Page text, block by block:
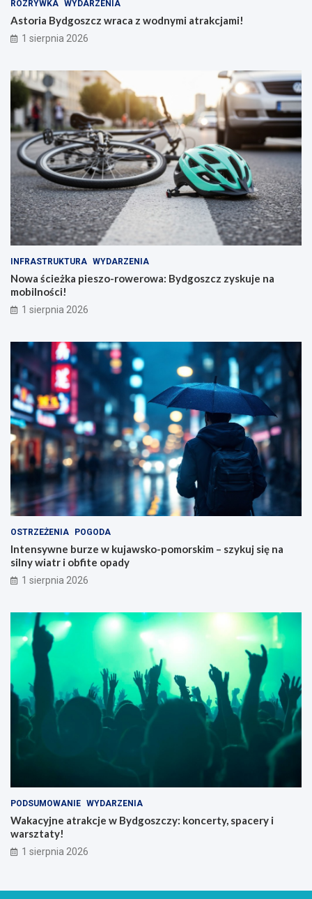
ROZRYWKA WYDARZENIA
Astoria Bydgoszcz wraca z wodnymi atrakcjami!
1 sierpnia 2026
INFRASTRUKTURA WYDARZENIA
Nowa ścieżka pieszo-rowerowa: Bydgoszcz zyskuje na
mobilności!
1 sierpnia 2026
OSTRZEŻENIA POGODA
Intensywne burze w kujawsko-pomorskim – szykuj się na
silny wiatr i obfite opady
1 sierpnia 2026
PODSUMOWANIE WYDARZENIA
Wakacyjne atrakcje w Bydgoszczy: koncerty, spacery i
warsztaty!
1 sierpnia 2026